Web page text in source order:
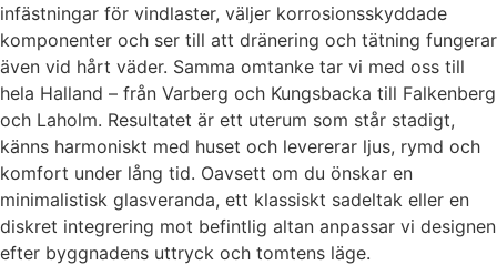
infästningar för vindlaster, väljer korrosionsskyddade
komponenter och ser till att dränering och tätning fungerar
även vid hårt väder. Samma omtanke tar vi med oss till
hela Halland – från Varberg och Kungsbacka till Falkenberg
och Laholm. Resultatet är ett uterum som står stadigt,
känns harmoniskt med huset och levererar ljus, rymd och
komfort under lång tid. Oavsett om du önskar en
minimalistisk glasveranda, ett klassiskt sadeltak eller en
diskret integrering mot befintlig altan anpassar vi designen
efter byggnadens uttryck och tomtens läge.